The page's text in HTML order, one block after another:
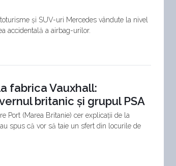
și SUV-uri Mercedes vândute la nivel
accidentală a airbag-urilor.
fabrica Vauxhall:
britanic și grupul PSA
Port (Marea Britanie) cer explicații de la
spus că vor să taie un sfert din locurile de